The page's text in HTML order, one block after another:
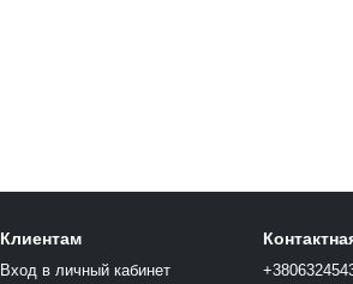
Клиентам
Вход в личный кабинет